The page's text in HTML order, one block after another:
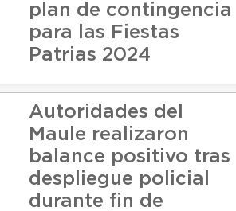
plan de contingencia
para las Fiestas
Patrias 2024
Autoridades del
Maule realizaron
balance positivo tras
despliegue policial
durante fin de